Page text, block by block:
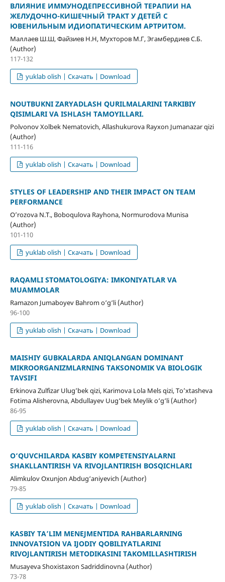
ВЛИЯНИЕ ИММУНОДЕПРЕССИВНОЙ ТЕРАПИИ НА
ЖЕЛУДОЧНО-КИШЕЧНЫЙ ТРАКТ У ДЕТЕЙ С
ЮВЕНИЛЬНЫМ ИДИОПАТИЧЕСКИМ АРТРИТОМ.
Маллаев Ш.Ш, Файзиев Н.Н, Мухторов М.Г, Эгамбердиев С.Б.
(Author)
117-132
yuklab olish | Скачать | Download
NOUTBUKNI ZARYADLASH QURILMALARINI TARKIBIY
QISIMLARI VA ISHLASH TAMOYILLARI.
Polvonov Xolbek Nematovich, Allashukurova Rayxon Jumanazar qizi
(Author)
111-116
yuklab olish | Скачать | Download
STYLES OF LEADERSHIP AND THEIR IMPACT ON TEAM
PERFORMANCE
O’rozova N.T., Boboqulova Rayhona, Normurodova Munisa
(Author)
101-110
yuklab olish | Скачать | Download
RAQAMLI STOMATOLOGIYA: IMKONIYATLAR VA
MUAMMOLAR
Ramazon Jumaboyev Bahrom o‘g‘li (Author)
96-100
yuklab olish | Скачать | Download
MAISHIY GUBKALARDA ANIQLANGAN DOMINANT
MIKROORGANIZMLARNING TAKSONOMIK VA BIOLOGIK
TAVSIFI
Erkinova Zulfizar Ulug’bek qizi, Karimova Lola Mels qizi, To’xtasheva
Fotima Alisherovna, Abdullayev Uug‘bek Meylik o‘g‘li (Author)
86-95
yuklab olish | Скачать | Download
O‘QUVCHILARDA KASBIY KOMPETENSIYALARNI
SHAKLLANTIRISH VA RIVOJLANTIRISH BOSQICHLARI
Alimkulov Oxunjon Abdug‘aniyevich (Author)
79-85
yuklab olish | Скачать | Download
KASBIY TA’LIM MENEJMENTIDA RAHBARLARNING
INNOVATSION VA IJODIY QOBILIYATLARINI
RIVOJLANTIRISH METODIKASINI TAKOMILLASHTIRISH
Musayeva Shoxistaxon Sadriddinovna (Author)
73-78